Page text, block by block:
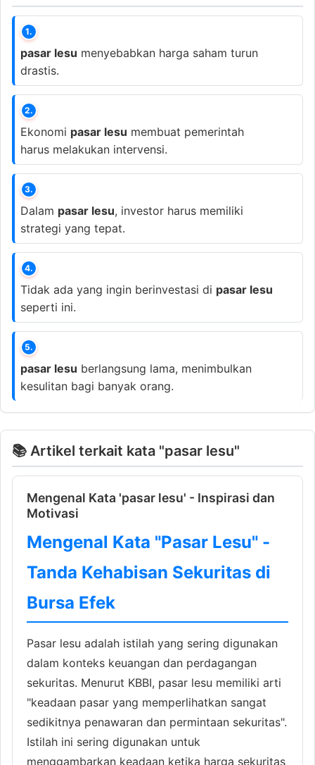
1.
pasar lesu menyebabkan harga saham turun
drastis.
2.
Ekonomi pasar lesu membuat pemerintah
harus melakukan intervensi.
3.
Dalam pasar lesu, investor harus memiliki
strategi yang tepat.
4.
Tidak ada yang ingin berinvestasi di pasar lesu
seperti ini.
5.
pasar lesu berlangsung lama, menimbulkan
kesulitan bagi banyak orang.
📚 Artikel terkait kata "pasar lesu"
Mengenal Kata 'pasar lesu' - Inspirasi dan
Motivasi
Mengenal Kata "Pasar Lesu" -
Tanda Kehabisan Sekuritas di
Bursa Efek
Pasar lesu adalah istilah yang sering digunakan
dalam konteks keuangan dan perdagangan
sekuritas. Menurut KBBI, pasar lesu memiliki arti
"keadaan pasar yang memperlihatkan sangat
sedikitnya penawaran dan permintaan sekuritas".
Istilah ini sering digunakan untuk
menggambarkan keadaan ketika harga sekuritas